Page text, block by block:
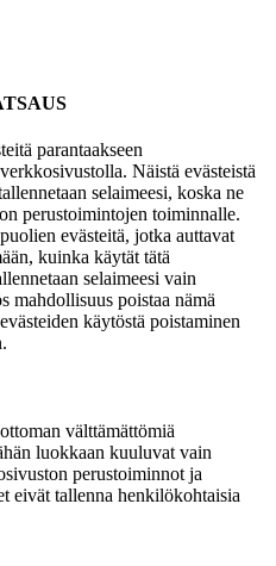
parantaakseen
Näistä evästeistä
selaimeesi, koska ne
perustoimintojen toiminnalle.
evästeitä, jotka auttavat
kuinka käytät tätä
selaimeesi vain
mahdollisuus poistaa nämä
käytöstä poistaminen
välttämättömiä
luokkaan kuuluvat vain
perustoiminnot ja
eivät tallenna henkilökohtaisia